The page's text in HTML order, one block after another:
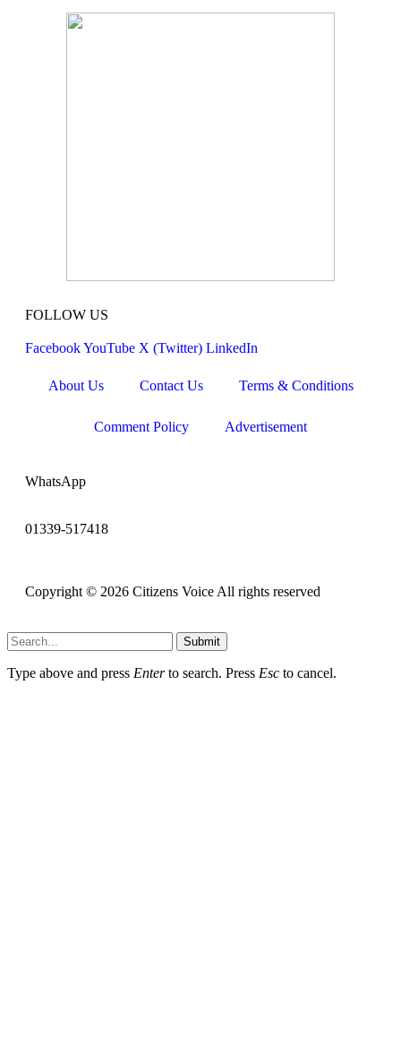
FOLLOW US
FacebookYouTube X (Twitter) LinkedIn
About Us Contact Us Terms & Conditions
Comment Policy Advertisement
WhatsApp
01339-517418
Copyright © 2026 Citizens Voice All rights reserved
Submit
Type above and press Enterto search. Press Esc to cancel.